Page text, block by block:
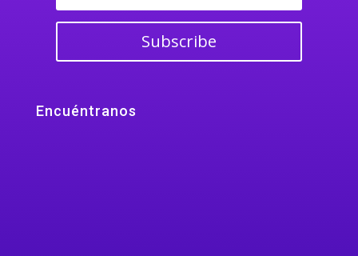
Subscribe
Encuéntranos